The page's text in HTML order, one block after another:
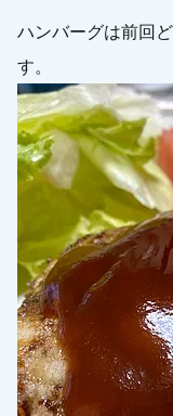
ハンバーグは前回
す。